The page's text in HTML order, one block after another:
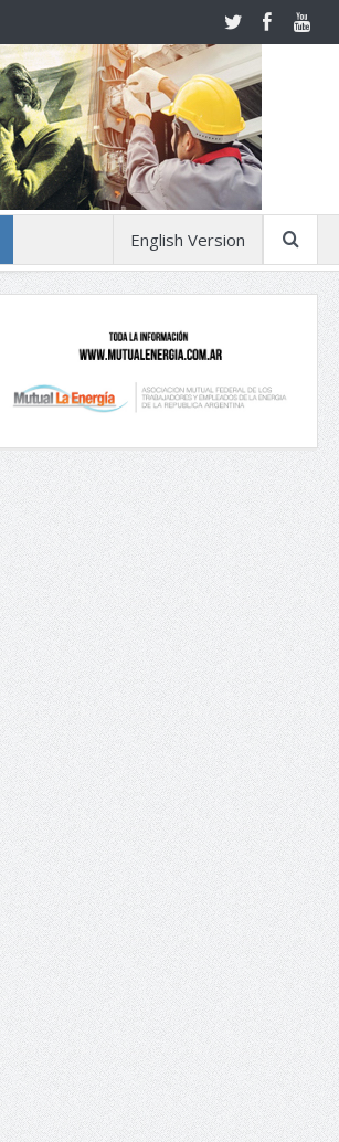
English Version